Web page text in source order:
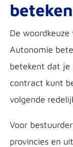
De
Autonomie
betekent dat je
contract kunt
volgende
Voor
provincies en